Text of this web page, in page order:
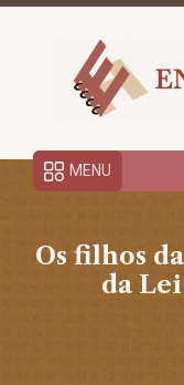
MENU
Os filhos
da